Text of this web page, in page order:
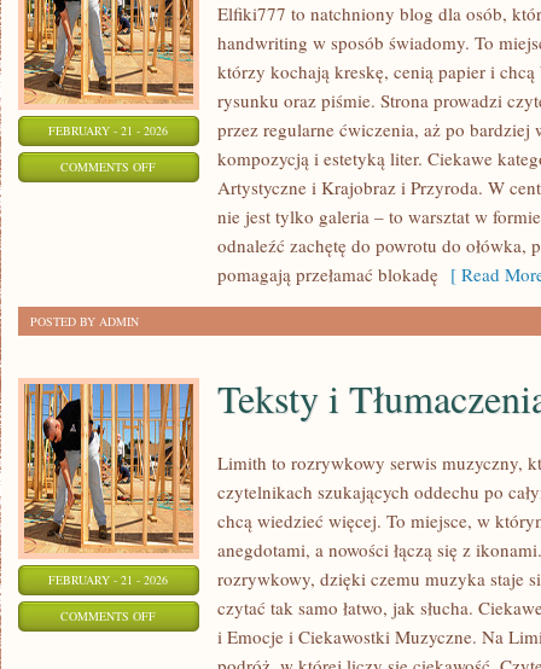
FEBRUARY - 21 - 2026
COMMENTS OFFON
SZKICOWNIK
CODZIENNA
PRAKTYKA
Elfiki777 to natchniony blog dla osób,
handwriting w sposób świadomy. To
którzy kochają kreskę, cenią papier i chcą
rysunku oraz piśmie. Strona prowadzi
przez regularne ćwiczenia, aż po bardziej
kompozycją i estetyką liter. Ciekawe
Artystyczne i Krajobraz i Przyroda. W
nie jest tylko galeria – to warsztat w
odnaleźć zachętę do powrotu do ołówka,
pomagają przełamać blokadę [ Read
POSTED BY ADMIN
FEBRUARY - 21 - 2026
COMMENTS OFFON
Teksty i
Limith to rozrywkowy serwis muzyczny,
czytelnikach szukających oddechu po
chcą wiedzieć więcej. To miejsce, w
anegdotami, a nowości łączą się z
rozrywkowy, dzięki czemu muzyka staje
czytać tak samo łatwo, jak słucha.
i Emocje i Ciekawostki Muzyczne. Na